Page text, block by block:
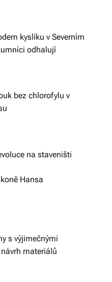
kyslíku v Severním
odhalují
bez chlorofylu v
na staveništi
Hansa
s výjimečnými
materiálů